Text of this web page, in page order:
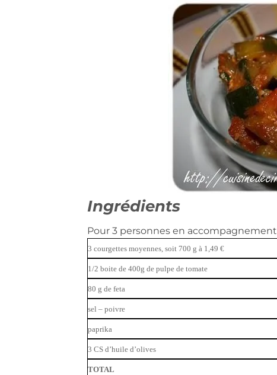
Ingrédients
Pour 3 personnes en accompagnement
3 courgettes moyennes, soit 700 g à 1,49 €
1/2 boite de 400g de pulpe de tomate
80 g de feta
sel – poivre
paprika
3 CS d’huile d’olives
TOTAL